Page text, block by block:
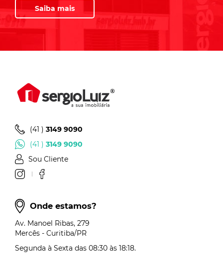
Saiba mais
(41 ) 3149 9090
(41 ) 3149 9090
Sou Cliente
Onde estamos?
Av. Manoel Ribas, 279
Mercês - Curitiba/PR
Segunda à Sexta das 08:30 às 18:18.